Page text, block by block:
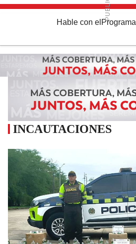
Hable con el Programa
INCAUTACIONES